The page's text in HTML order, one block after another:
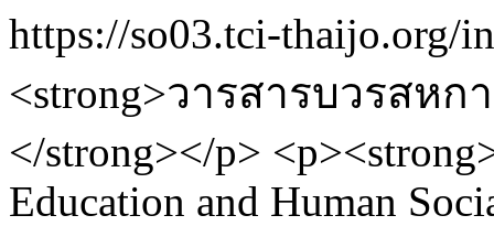
https://so03.tci-thaijo.org/
<strong>วารสารบวรสห
</strong></p>
Education and Human